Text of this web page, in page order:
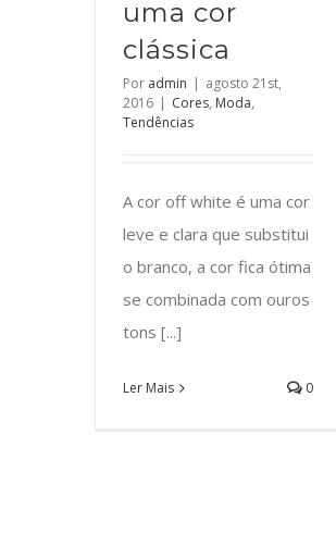
uma cor
clássica
Por admin | agosto 21st,
2016 | Cores, Moda,
Tendências
A cor off white é uma cor
leve e clara que substitui
o branco, a cor fica ótima
se combinada com ouros
tons [...]
Ler Mais 0